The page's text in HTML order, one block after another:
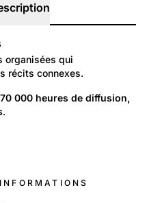
organisées qui
récits connexes.
musique
au monde
000 heures de diffusion,
.
INFORMATIONS